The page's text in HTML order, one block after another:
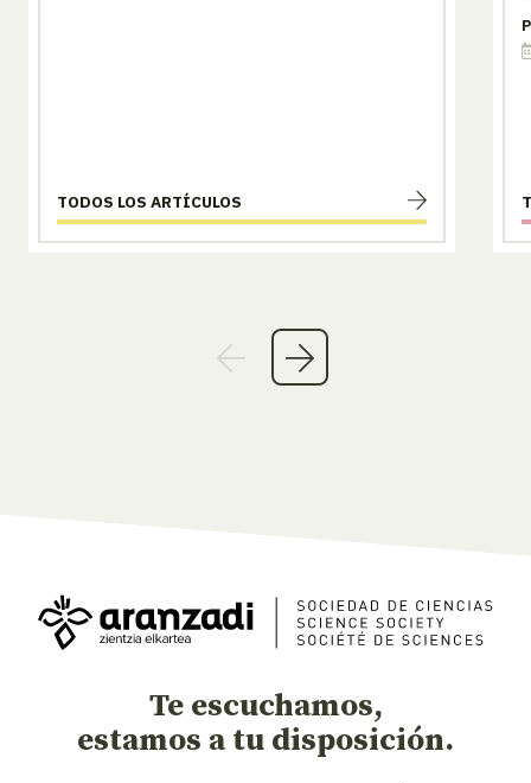
TODOS LOS ARTÍCULOS
Te escuchamos,
estamos a tu disposición.